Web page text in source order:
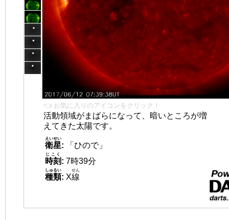
👈 お気に入りのアイコンをクリック！
活動領域がまばらになって、暗いところが増
えてきた太陽です。
衛星
えいせい
:
「ひので」
時刻
じこく
: 7時39分
種類
しゅるい
: X線
せん